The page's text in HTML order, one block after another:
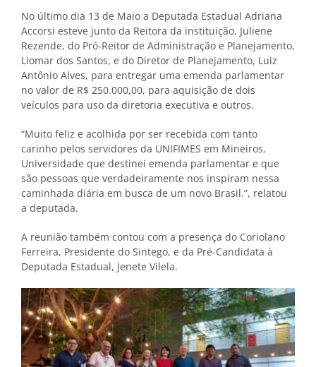
No último dia 13 de Maio a Deputada Estadual Adriana
Accorsi esteve junto da Reitora da instituição, Juliene
Rezende, do Pró-Reitor de Administração e Planejamento,
Liomar dos Santos, e do Diretor de Planejamento, Luiz
Antônio Alves, para entregar uma emenda parlamentar
no valor de R$ 250.000,00, para aquisição de dois
veículos para uso da diretoria executiva e outros.
“Muito feliz e acolhida por ser recebida com tanto
carinho pelos servidores da UNIFIMES em Mineiros,
Universidade que destinei emenda parlamentar e que
são pessoas que verdadeiramente nos inspiram nessa
caminhada diária em busca de um novo Brasil.”, relatou
a deputada.
A reunião também contou com a presença do Coriolano
Ferreira, Presidente do Sintego, e da Pré-Candidata à
Deputada Estadual, Jenete Vilela.